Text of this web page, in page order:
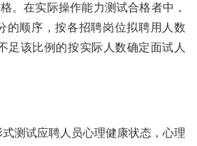
。在实际操作能力测试合格者中，
的顺序，按各招聘岗位拟聘用人数
足该比例的按实际人数确定面试人
测试应聘人员心理健康状态，心理